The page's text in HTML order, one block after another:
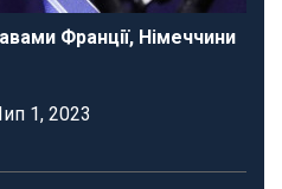
Франції, Німеччини
1, 2023